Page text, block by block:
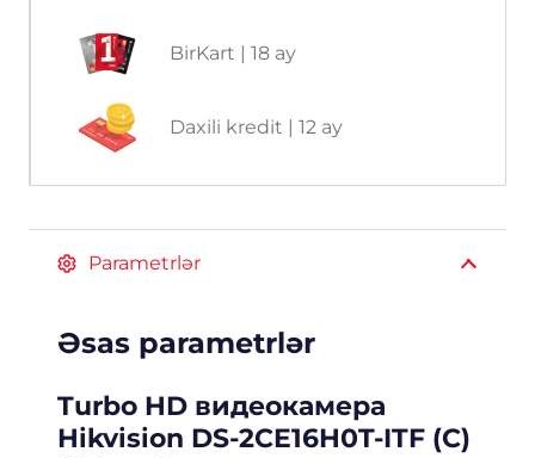
BirKart | 18 ay
Daxili kredit | 12 ay
Parametrlər
Əsas parametrlər
Turbo HD видеокамера
Hikvision DS-2CE16H0T-ITF (C)